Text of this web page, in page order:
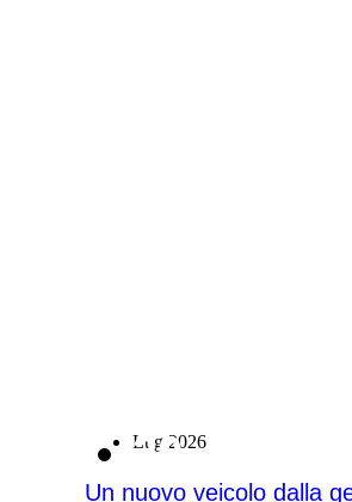
Lug 2026
20
Un nuovo veicolo dalla